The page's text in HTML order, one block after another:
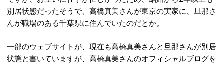
別居状態だったそうで、高橋真美さんが東京の実家に、旦那さ
んが職場のある千葉県に住んでいたのだとか。
一部のウェブサイトが、現在も高橋真美さんと旦那さんが別居
状態と書いていますが、高橋真美さんのオフィシャルブログを